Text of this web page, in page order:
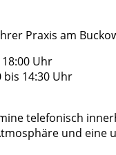
Praxis am
Uhr
14:30 Uhr
telefonisch
und